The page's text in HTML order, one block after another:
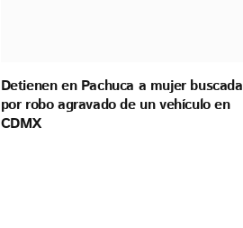
Detienen en Pachuca a mujer buscada
por robo agravado de un vehículo en
CDMX